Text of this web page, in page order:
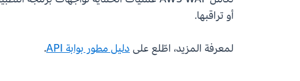
أو تراقبها.
لمعرفة المزيد، اطّلع علىدليل مطور بوابة API .